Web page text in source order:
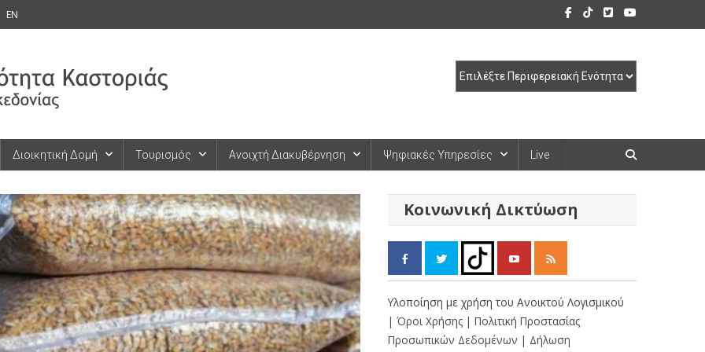
EN
Διοικητική Δομή Τουρισμός Ανοιχτή Διακυβέρνηση Ψηφιακές Υπηρεσίες Live
Κοινωνική Δικτύωση
Υλοποίηση με χρήση του Ανοικτού Λογισμικού
| Όροι Χρήσης | Πολιτική Προστασίας
Προσωπικών Δεδομένων | Δήλωση